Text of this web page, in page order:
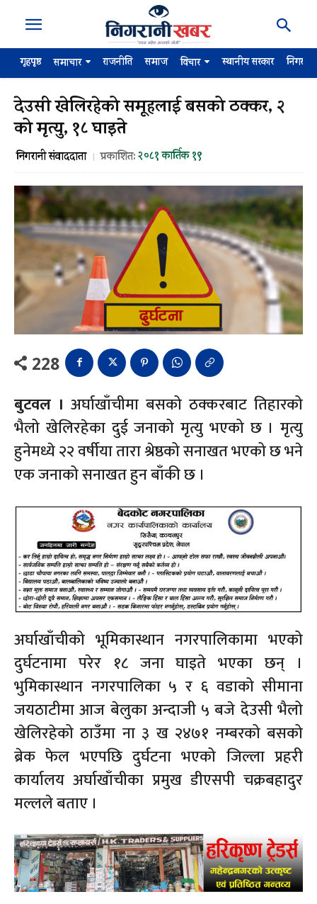
गृहपृष्ठ समाचार राजनीति समाज विचार स्थानीय सरकार
देउसी खेलिरहेको समूहलाई बसको ठक्कर, २
को मृत्यु, १८ घाइते
निगरानी संवाददाता प्रकाशित:२०८१ कार्तिक १९
228
बुटवल । अर्घाखाँचीमा बसको ठक्करबाट तिहारको
भैलो खेलिरहेका दुई जनाको मृत्यु भएको छ । मृत्यु
हुनेमध्ये २२ वर्षीया तारा श्रेष्ठको सनाखत भएको छ भने
एक जनाको सनाखत हुन बाँकी छ ।
अर्घाखाँचीको भूमिकास्थान नगरपालिकामा भएको
दुर्घटनामा परेर १८ जना घाइते भएका छन् ।
भुमिकास्थान नगरपालिका ५ र ६ वडाको सीमाना
जयठाटीमा आज बेलुका अन्दाजी ५ बजे देउसी भैलो
खेलिरहेको ठाउँमा ना ३ ख २४७१ नम्बरको बसको
ब्रेक फेल भएपछि दुर्घटना भएको जिल्ला प्रहरी
कार्यालय अर्घाखाँचीका प्रमुख डीएसपी चक्रबहादुर
मल्लले बताए ।